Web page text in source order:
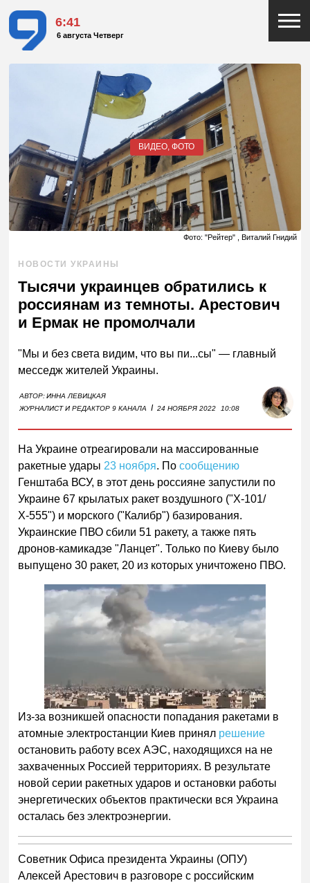
6:41
6 августа Четверг
ВИДЕО, ФОТО
Фото: "Рейтер" , Виталий Гнидий
НОВОСТИ УКРАИНЫ
Тысячи украинцев обратились к
россиянам из темноты. Арестович
и Ермак не промолчали
"Мы и без света видим, что вы пи...сы" — главный
месседж жителей Украины.
АВТОР:ИННА ЛЕВИЦКАЯ
ЖУРНАЛИСТ И РЕДАКТОР 9 КАНАЛА
I 24 НОЯБРЯ 2022 10:08
На Украине отреагировали на массированные
ракетные удары 23 ноября. Посообщению
Генштаба ВСУ, в этот день россияне запустили по
Украине 67 крылатых ракет воздушного ("Х-101/
Х-555") и морского ("Калибр") базирования.
Украинские ПВО сбили 51 ракету, а также пять
дронов-камикадзе "Ланцет". Только по Киеву было
выпущено 30 ракет, 20 из которых уничтожено ПВО.
Из-за возникшей опасности попадания ракетами в
атомные электростанции Киев принял решение
остановить работу всех АЭС, находящихся на не
захваченных Россией территориях. В результате
новой серии ракетных ударов и остановки работы
энергетических объектов практически вся Украина
осталась без электроэнергии.
Советник Офиса президента Украины (ОПУ)
Алексей Арестович в разговоре с российским